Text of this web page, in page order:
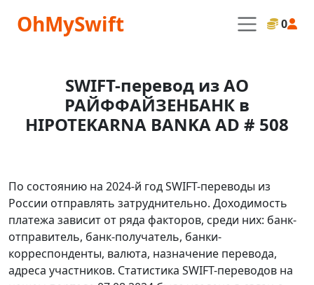
OhMySwift 0
SWIFT-перевод из АО
РАЙФФАЙЗЕНБАНК в
HIPOTEKARNA BANKA AD # 508
По состоянию на 2024-й год SWIFT-переводы из
России отправлять затруднительно. Доходимость
платежа зависит от ряда факторов, среди них: банк-
отправитель, банк-получатель, банки-
корреспонденты, валюта, назначение перевода,
адреса участников. Статистика SWIFT-переводов на